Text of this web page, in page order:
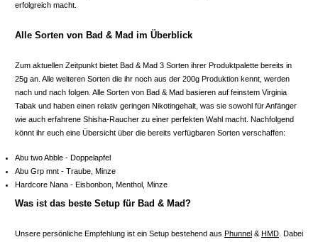
erfolgreich macht.
Alle Sorten von Bad & Mad im Überblick
Zum aktuellen Zeitpunkt bietet Bad & Mad 3 Sorten ihrer Produktpalette bereits in
25g an. Alle weiteren Sorten die ihr noch aus der 200g Produktion kennt, werden
nach und nach folgen. Alle Sorten von Bad & Mad basieren auf feinstem Virginia
Tabak und haben einen relativ geringen Nikotingehalt, was sie sowohl für Anfänger
wie auch erfahrene Shisha-Raucher zu einer perfekten Wahl macht. Nachfolgend
könnt ihr euch eine Übersicht über die bereits verfügbaren Sorten verschaffen:
Abu two Abble - Doppelapfel
Abu Grp mnt - Traube, Minze
Hardcore Nana - Eisbonbon, Menthol, Minze
Was ist das beste Setup für Bad & Mad?
Unsere persönliche Empfehlung ist ein Setup bestehend aus Phunnel & HMD . Dabei